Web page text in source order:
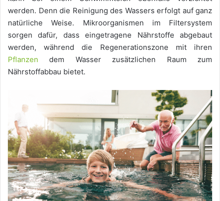
werden. Denn die Reinigung des Wassers erfolgt auf ganz
natürliche Weise. Mikroorganismen im Filtersystem
sorgen dafür, dass eingetragene Nährstoffe abgebaut
werden, während die Regenerationszone mit ihren
Pflanzen dem Wasser zusätzlichen Raum zum
Nährstoffabbau bietet.